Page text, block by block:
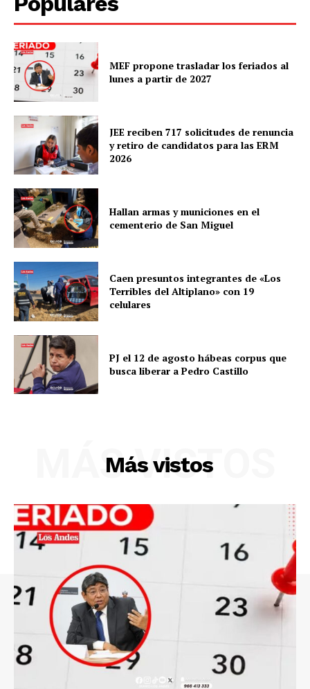
Diario los Andes
MEF propone trasladar los feriados al
lunes a partir de 2027
JEE reciben 717 solicitudes de renuncia
y retiro de candidatos para las ERM
2026
Hallan armas y municiones en el
cementerio de San Miguel
Caen presuntos integrantes de «Los
Terribles del Altiplano» con 19
celulares
PJ el 12 de agosto hábeas corpus que
busca liberar a Pedro Castillo
Más vistos
MÁS VISTOS